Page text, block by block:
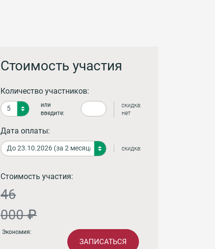
Стоимость участия
Количество участников:
или
введите:
скидка:
нет
Дата оплаты:
скидка:
Стоимость участия:
46
000 ₽
Экономия:
ЗАПИСАТЬСЯ